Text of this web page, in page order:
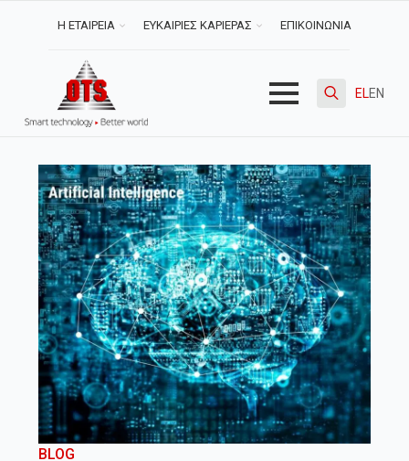
Η ΕΤΑΙΡΕΙΑ ΕΥΚΑΙΡΙΕΣ ΚΑΡΙΕΡΑΣ ΕΠΙΚΟΙΝΩΝΙΑ
ELEN
BLOG